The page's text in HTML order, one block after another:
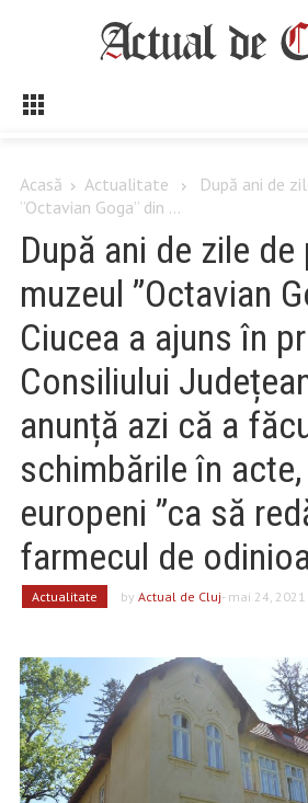
Acasă Actualitate
După ani de
”Octavian Goga” din ...
După ani de zile de
muzeul ”Octavian
Ciucea a ajuns în
Consiliului
anunță azi că a
schimbările în
europeni ”ca să
farmecul de
Actualitate by Actual de Cluj- mai 24, 2021